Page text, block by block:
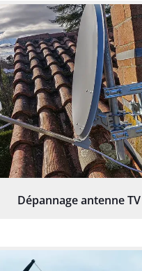
Dépannage antenne TV